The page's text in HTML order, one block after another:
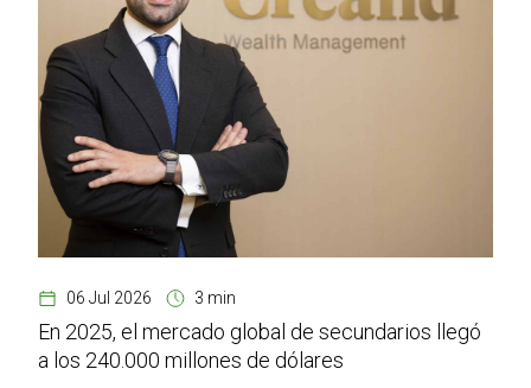
06 Jul 2026 3 min
En 2025, el mercado global de secundarios llegó
a los 240.000 millones de dólares